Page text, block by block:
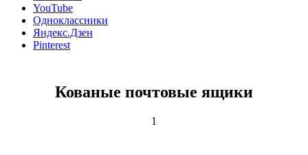
YouTube
Одноклассники
Яндекс.Дзен
Pinterest
Кованые почтовые ящики
1